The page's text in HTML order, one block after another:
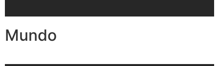
Mundo